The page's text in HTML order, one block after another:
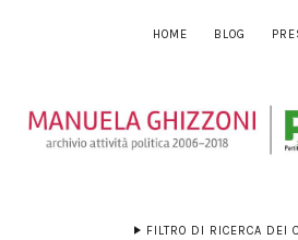
HOME BLOG
FILTRO DI RICERCA DEI